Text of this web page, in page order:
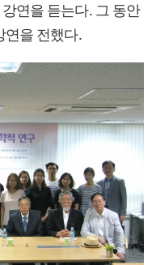
연을 듣는다. 그 동안
연을 전했다.